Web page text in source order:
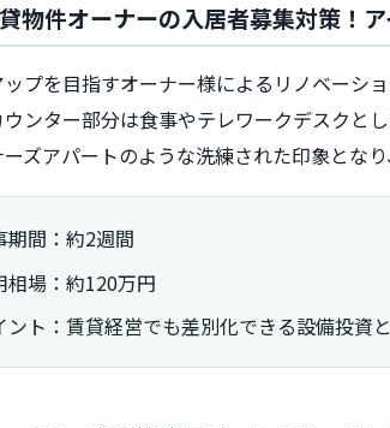
物件オーナーの入居者募集対策！
ップを目指すオーナー様によるリノベーシ
ンター部分は食事やテレワークデスクとし
ズアパートのような洗練された印象とな
期間：約2週間
相場：約120万円
ント：賃貸経営でも差別化できる設備投資